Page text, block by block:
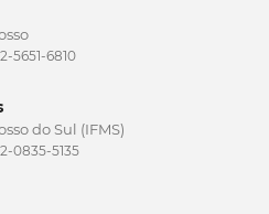
5651-6810
do Sul (IFMS)
0835-5135